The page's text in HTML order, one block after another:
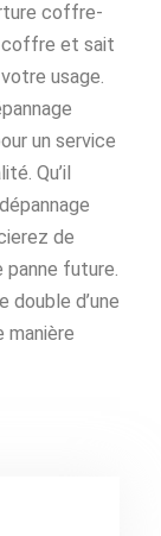
coffre-
coffre et sait
usage.
un service
Qu’il
de
panne future.
double d’une
manière